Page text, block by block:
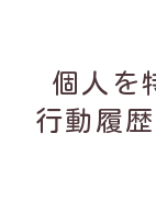
個人を
行動履